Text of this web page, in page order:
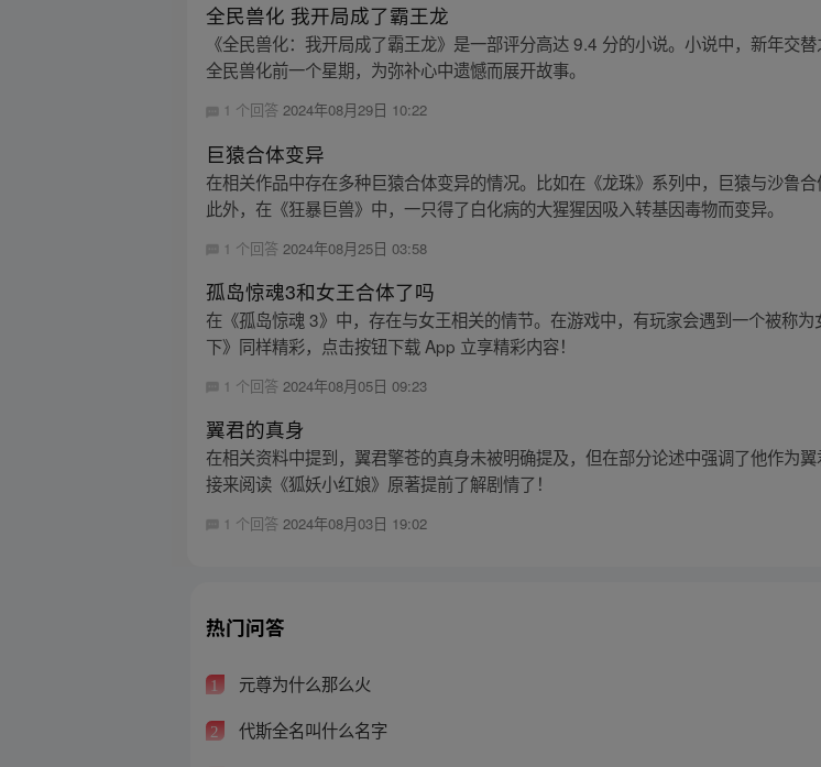
全民兽化 我开局成了霸王龙
《全民兽化：我开局成了霸王龙》是一部评分高达 9.4 分的小说。小说中，新年交
全民兽化前一个星期，为弥补心中遗憾而展开故事。
1 个回答2024年08月29日 10:22
巨猿合体变异
在相关作品中存在多种巨猿合体变异的情况。比如在《龙珠》系列中，巨猿与沙鲁
此外，在《狂暴巨兽》中，一只得了白化病的大猩猩因吸入转基因毒物而变异。
1 个回答 2024年08月25日 03:58
孤岛惊魂3和女王合体了吗
在《孤岛惊魂 3》中，存在与女王相关的情节。在游戏中，有玩家会遇到一个被称
下》同样精彩，点击按钮下载 App 立享精彩内容！
1 个回答 2024年08月05日 09:23
翼君的真身
在相关资料中提到，翼君擎苍的真身未被明确提及，但在部分论述中强调了他作为
接来阅读《狐妖小红娘》原著提前了解剧情了！
1 个回答2024年08月03日 19:02
热门问答
1 元尊为什么那么火
2 代斯全名叫什么名字